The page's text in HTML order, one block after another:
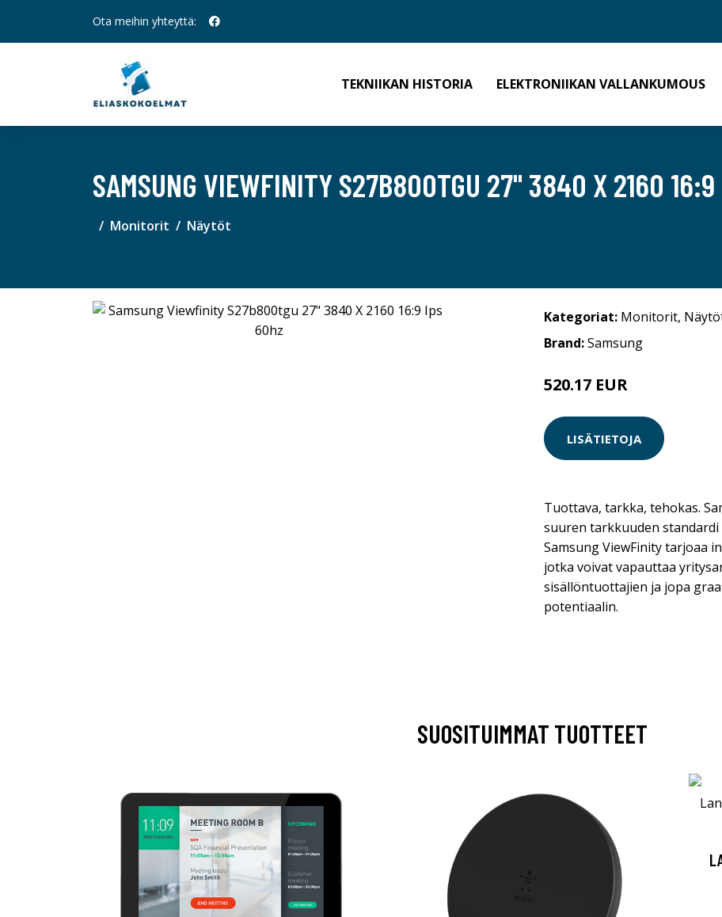
Ota meihin yhteyttä:
TEKNIIKAN HISTORIA ELEKTRONIIKAN VALLANKUMOUS
SAMSUNG VIEWFINITY S27B800TGU 27" 3840 X 2160
Monitorit Näytöt
Kategoriat: Monitorit,
Brand:Samsung
520.17 EUR
LISÄTIETOJA
Tuottava, tarkka, tehokas.
suuren tarkkuuden
Samsung ViewFinity tarjoaa
jotka voivat vapauttaa
sisällöntuottajien ja jopa
potentiaalin.
SUOSITUIMMAT TUOTTEET